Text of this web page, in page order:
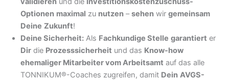
Optionen maximal zu nutzen –sehen wir gemeinsam
Deine Zukunft!
Deine Sicherheit: Als Fachkundige Stelle garantiert er
Dir die Prozesssicherheit und das Know-how
ehemaliger Mitarbeiter vom Arbeitsamt auf das alle
TONNIKUM®-Coaches zugreifen, damit Dein AVGS-